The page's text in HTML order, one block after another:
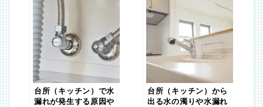
台所（キッチン）で水
漏れが発生する原因や
台所（キッチン）から
出る水の濁りや水漏れ